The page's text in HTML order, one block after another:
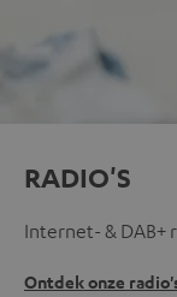
RADIO'S
Internet- & DAB+
Ontdek onze